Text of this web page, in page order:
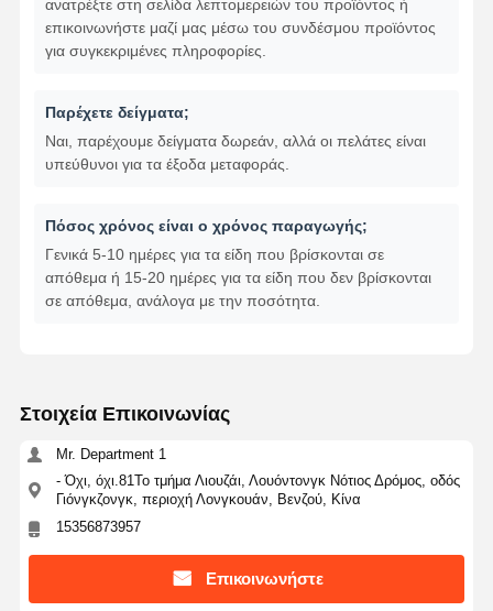
ανατρέξτε στη σελίδα λεπτομερειών του προϊόντος ή
επικοινωνήστε μαζί μας μέσω του συνδέσμου προϊόντος
για συγκεκριμένες πληροφορίες.
Παρέχετε δείγματα;
Ναι, παρέχουμε δείγματα δωρεάν, αλλά οι πελάτες είναι
υπεύθυνοι για τα έξοδα μεταφοράς.
Πόσος χρόνος είναι ο χρόνος παραγωγής;
Γενικά 5-10 ημέρες για τα είδη που βρίσκονται σε
απόθεμα ή 15-20 ημέρες για τα είδη που δεν βρίσκονται
σε απόθεμα, ανάλογα με την ποσότητα.
Στοιχεία Επικοινωνίας
Mr. Department 1
- Όχι, όχι.81Το τμήμα Λιουζάι, Λουόντονγκ Νότιος Δρόμος, οδός
Γιόνγκζονγκ, περιοχή Λονγκουάν, Βενζού, Κίνα
15356873957
Επικοινωνήστε